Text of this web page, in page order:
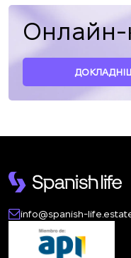
Онлайн-
info@spanish-